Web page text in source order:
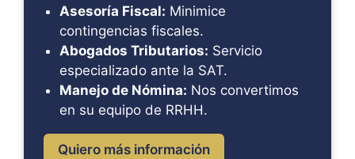
Asesoría Fiscal: Minimice
contingencias fiscales.
Abogados Tributarios: Servicio
especializado ante la SAT.
Manejo de Nómina: Nos convertimos
en su equipo de RRHH.
Quiero más información